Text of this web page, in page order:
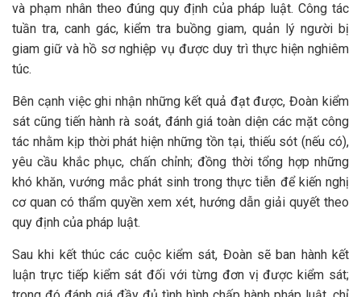
và phạm nhân theo đúng quy định của pháp luật. Công tác
tuần tra, canh gác, kiểm tra buồng giam, quản lý người bị
giam giữ và hồ sơ nghiệp vụ được duy trì thực hiện nghiêm
túc.
Bên cạnh việc ghi nhận những kết quả đạt được, Đoàn kiểm
sát cũng tiến hành rà soát, đánh giá toàn diện các mặt công
tác nhằm kịp thời phát hiện những tồn tại, thiếu sót (nếu có),
yêu cầu khắc phục, chấn chỉnh; đồng thời tổng hợp những
khó khăn, vướng mắc phát sinh trong thực tiễn để kiến nghị
cơ quan có thẩm quyền xem xét, hướng dẫn giải quyết theo
quy định của pháp luật.
Sau khi kết thúc các cuộc kiểm sát, Đoàn sẽ ban hành kết
luận trực tiếp kiểm sát đối với từng đơn vị được kiểm sát;